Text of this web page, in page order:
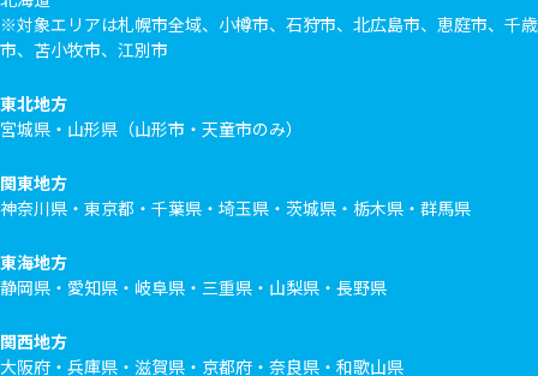
※対象エリアは札幌市全域、小樽市、石狩市、北広島市、恵庭市、千歳
市、苫小牧市、江別市
東北地方
宮城県・山形県（山形市・天童市のみ）
関東地方
神奈川県・東京都・千葉県・埼玉県・茨城県・栃木県・群馬県
東海地方
静岡県・愛知県・岐阜県・三重県・山梨県・長野県
関西地方
大阪府・兵庫県・滋賀県・京都府・奈良県・和歌山県